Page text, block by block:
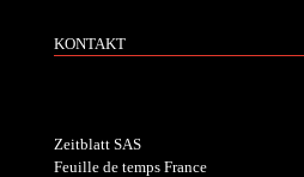
KONTAKT
Zeitblatt SAS
Feuille de temps France